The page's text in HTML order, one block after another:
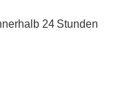
24 Stunden